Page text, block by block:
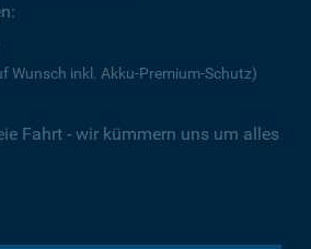
Wunsch inkl. Akku-Premium-Schutz)
Fahrt - wir kümmern uns um alles